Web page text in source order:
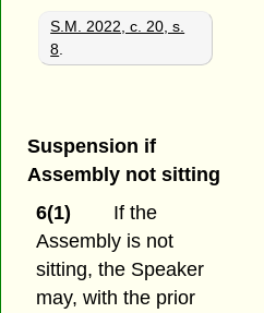
S.M. 2022, c. 20, s.
8
Suspension if
Assembly not sitting
6(1)
If the
Assembly is not
sitting, the Speaker
may, with the prior